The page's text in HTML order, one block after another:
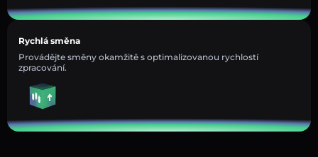
Rychlá směna
Provádějte směny okamžitě s optimalizovanou rychlostí
zpracování.